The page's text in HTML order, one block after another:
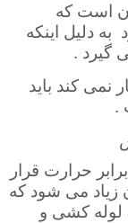
است که
به دلیل اینکه
‌گیرد .
نمی‌ کند باید
.
حرارت قرار
زیاد می شود که
لوله کشی و